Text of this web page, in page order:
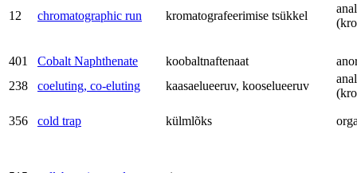
12 chromatographic run kromatografeerimise tsükkel
401 Cobalt Naphthenate koobaltnaftenaat
238
coeluting, co-eluting kaasaelueeruv, kooselueeruv
356 cold trap külmlõks